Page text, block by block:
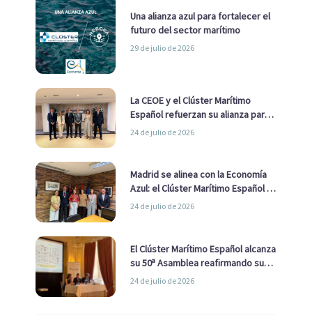
Una alianza azul para fortalecer el
futuro del sector marítimo
29 de julio de 2026
La CEOE y el Clúster Marítimo
Español refuerzan su alianza para
impulsar una estrategia Nacional
24 de julio de 2026
Madrid se alinea con la Economía
Azul: el Clúster Marítimo Español y
la Real Liga Naval avanzan alianzas
24 de julio de 2026
El Clúster Marítimo Español alcanza
su 50ª Asamblea reafirmando su
liderazgo en la Economía Azul
24 de julio de 2026